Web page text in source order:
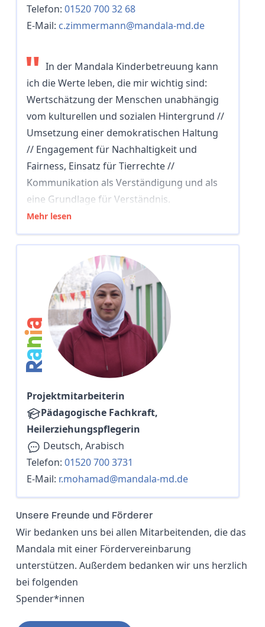
Telefon: 01520 700 32 68
E-Mail: c.zimmermann@mandala-md.de
" In der Mandala Kinderbetreuung kann
ich die Werte leben, die mir wichtig sind:
Wertschätzung der Menschen unabhängig
vom kulturellen und sozialen Hintergrund //
Umsetzung einer demokratischen Haltung
// Engagement für Nachhaltigkeit und
Fairness, Einsatz für Tierrechte //
Kommunikation als Verständigung und als
eine Grundlage für Verständnis.
Mehr lesen
R
a
n
i
a
Projektmitarbeiterin
Pädagogische Fachkraft,
Heilerziehungspflegerin
Deutsch, Arabisch
Telefon: 01520 700 3731
E-Mail: r.mohamad@mandala-md.de
Unsere Freunde und Förderer
Wir bedanken uns bei allen Mitarbeitenden, die das
Mandala mit einer Fördervereinbarung
unterstützen. Außerdem bedanken wir uns herzlich
bei folgenden
Spender*innen